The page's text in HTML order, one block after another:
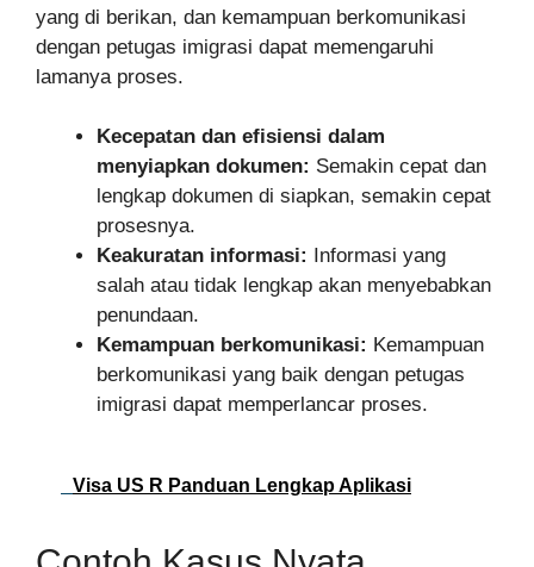
yang di berikan, dan kemampuan berkomunikasi
dengan petugas imigrasi dapat memengaruhi
lamanya proses.
Kecepatan dan efisiensi dalam
menyiapkan dokumen: Semakin cepat dan
lengkap dokumen di siapkan, semakin cepat
prosesnya.
Keakuratan informasi: Informasi yang
salah atau tidak lengkap akan menyebabkan
penundaan.
Kemampuan berkomunikasi: Kemampuan
berkomunikasi yang baik dengan petugas
imigrasi dapat memperlancar proses.
Visa US R Panduan Lengkap Aplikasi